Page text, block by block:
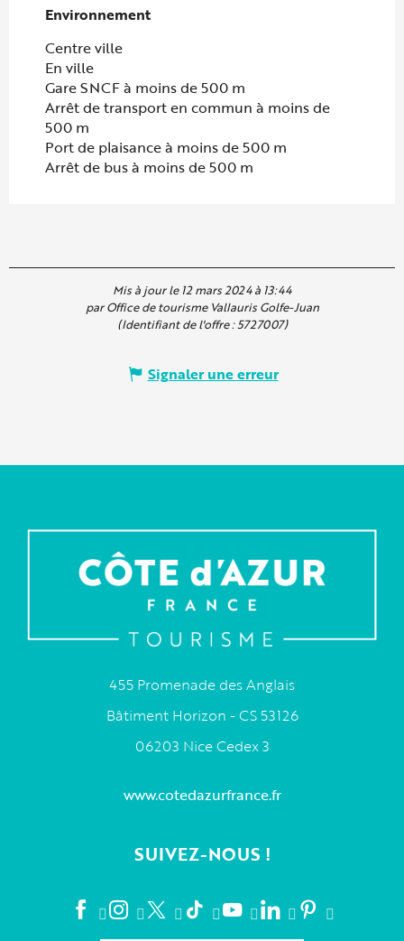
Environnement
Environnement
Centre ville
En ville
Gare SNCF à moins de 500 m
Arrêt de transport en commun à moins de
500 m
Port de plaisance à moins de 500 m
Arrêt de bus à moins de 500 m
Mis à jour le 12 mars 2024 à 13:44
par Office de tourisme Vallauris Golfe-Juan
(Identifiant de l'offre :5727007)
Signaler une erreur
455 Promenade des Anglais
Bâtiment Horizon - CS 53126
06203 Nice Cedex 3
www.cotedazurfrance.fr
SUIVEZ-NOUS !